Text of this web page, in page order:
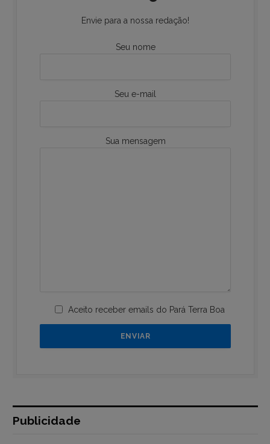
Envie para a nossa redação!
Seu nome
Seu e-mail
Sua mensagem
Aceito receber emails do Pará Terra Boa
Publicidade